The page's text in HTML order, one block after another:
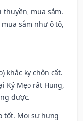
mua sắm.
sắm như ô tô,
khắc kỵ chôn cất.
Kỷ Mẹo rất Hung,
được.
tốt. Mọi sự hưng